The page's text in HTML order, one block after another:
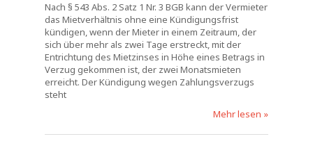
Nach § 543 Abs. 2 Satz 1 Nr. 3 BGB kann der Vermieter
das Mietverhältnis ohne eine Kündigungsfrist
kündigen, wenn der Mieter in einem Zeitraum, der
sich über mehr als zwei Tage erstreckt, mit der
Entrichtung des Mietzinses in Höhe eines Betrags in
Verzug gekommen ist, der zwei Monatsmieten
erreicht. Der Kündigung wegen Zahlungsverzugs
steht
Mehr lesen »